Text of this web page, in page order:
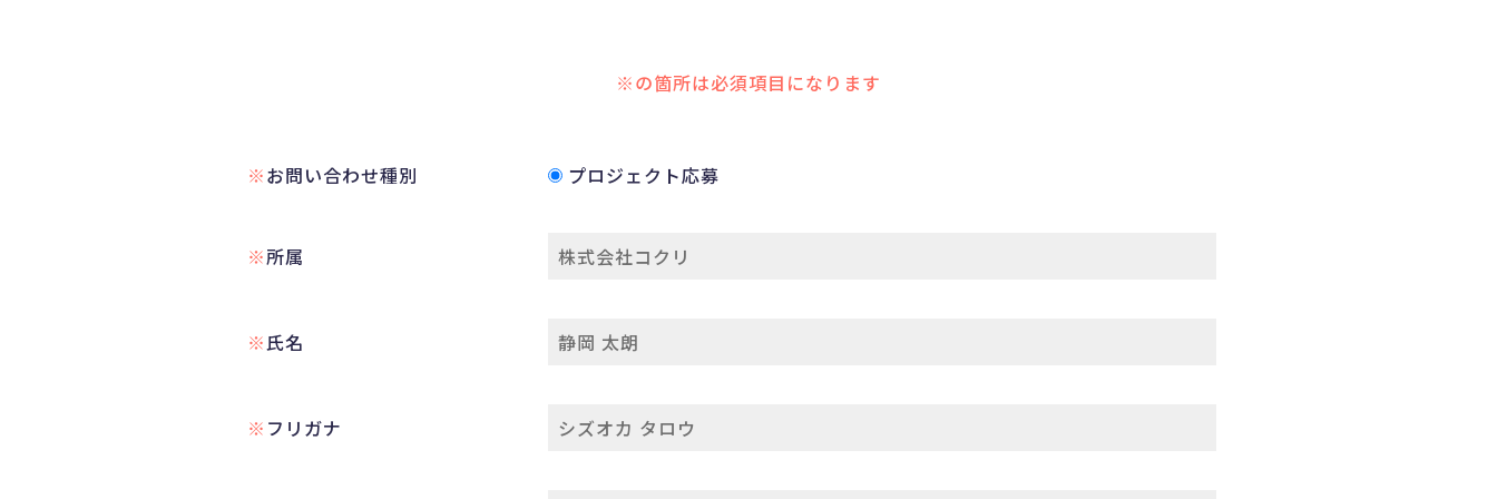
※の箇所は必須項目になります
お問い合わせ種別 プロジェクト応募
所属
氏名
フリガナ